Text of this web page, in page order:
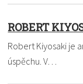
ROBERT
Robert Kiyosaki je
úspěchu. V…